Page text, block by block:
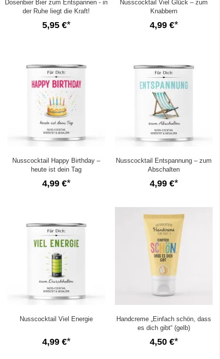
Dosenbier Bier zum Entspannen - in
der Ruhe liegt die Kraft!
5,95 €
Nusscocktail Viel Glück – zum
Knabbern
4,99 €
Nusscocktail Happy Birthday –
heute ist dein Tag
4,99 €
Nusscocktail Entspannung – zum
Abschalten
4,99 €
Nusscocktail Viel Energie
4,99 €
Handcreme „Einfach schön, dass
es dich gibt“ (gelb)
4,50 €